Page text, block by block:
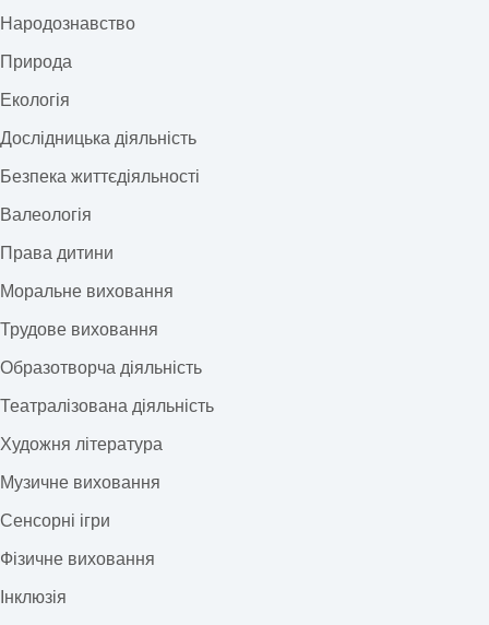
Народознавство
Природа
Екологія
Дослідницька діяльність
Безпека життєдіяльності
Валеологія
Права дитини
Моральне виховання
Трудове виховання
Образотворча діяльність
Театралізована діяльність
Художня література
Музичне виховання
Сенсорні ігри
Фізичне виховання
Інклюзія